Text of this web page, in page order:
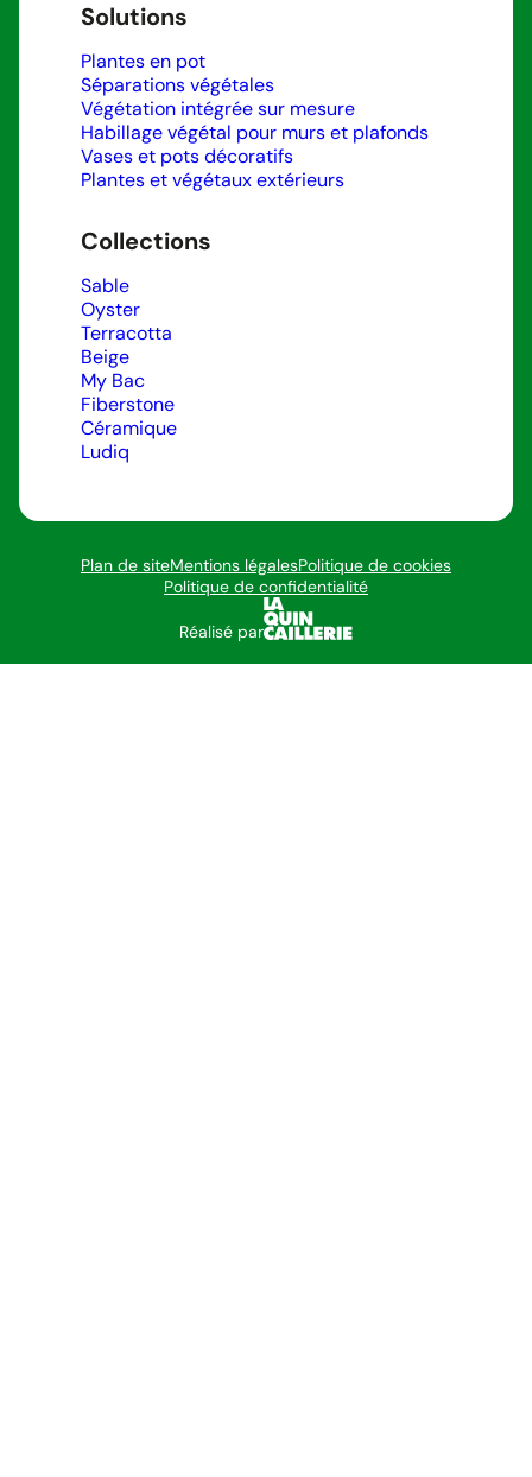
Solutions
Plantes en pot
Séparations végétales
Végétation intégrée sur mesure
Habillage végétal pour murs et plafonds
Vases et pots décoratifs
Plantes et végétaux extérieurs
Collections
Sable
Oyster
Terracotta
Beige
My Bac
Fiberstone
Céramique
Ludiq
Plan de siteMentions légalesPolitique de cookies
Politique de confidentialité
Réalisé par